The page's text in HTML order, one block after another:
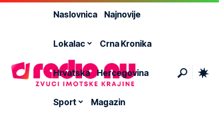
Naslovnica Najnovije
Lokalac Crna Kronika
Hrvatska Hercegovina
Sport Magazin